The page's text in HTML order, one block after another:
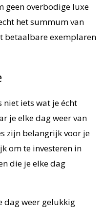
geen overbodige luxe
het summum van
betaalbare exemplaren
iets wat je écht
je elke dag weer van
zijn belangrijk voor je
om te investeren in
die je elke dag
dag weer gelukkig